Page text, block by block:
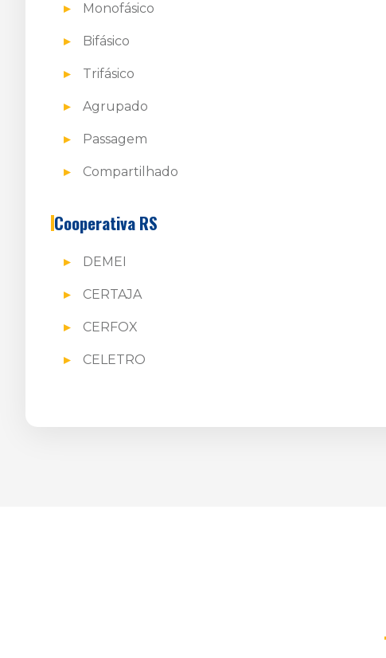
Monofásico
Bifásico
Trifásico
Agrupado
Passagem
Compartilhado
Cooperativa RS
DEMEI
CERTAJA
CERFOX
CELETRO